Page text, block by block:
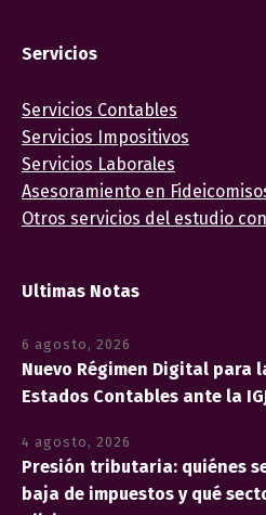
Servicios
Servicios Contables
Servicios Impositivos
Servicios Laborales
Asesoramiento en
Otros servicios del estudio
Ultimas Notas
6 agosto, 2026
Nuevo Régimen Digital para
Estados Contables ante la
4 agosto, 2026
Presión tributaria: quiénes
baja de impuestos y qué